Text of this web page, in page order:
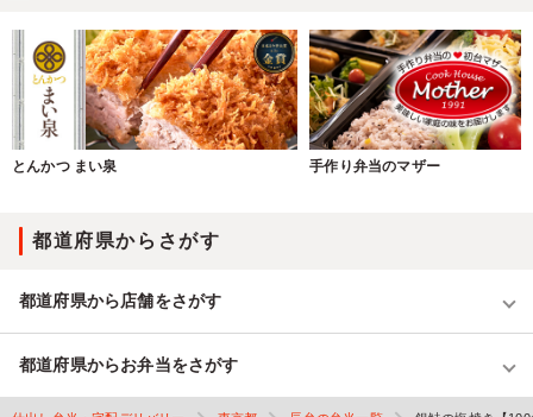
とんかつ まい泉 手作り弁当のマザー
都道府県からさがす
都道府県から店舗をさがす
都道府県からお弁当をさがす